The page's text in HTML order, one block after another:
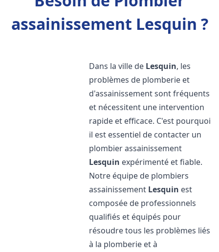
assainissement Lesquin ?
Dans la ville de Lesquin, les
problèmes de plomberie et
d'assainissement sont fréquents
et nécessitent une intervention
rapide et efficace. C'est pourquoi
il est essentiel de contacter un
plombier assainissement
Lesquin expérimenté et fiable.
Notre équipe de plombiers
assainissement Lesquin est
composée de professionnels
qualifiés et équipés pour
résoudre tous les problèmes liés
à la plomberie et à